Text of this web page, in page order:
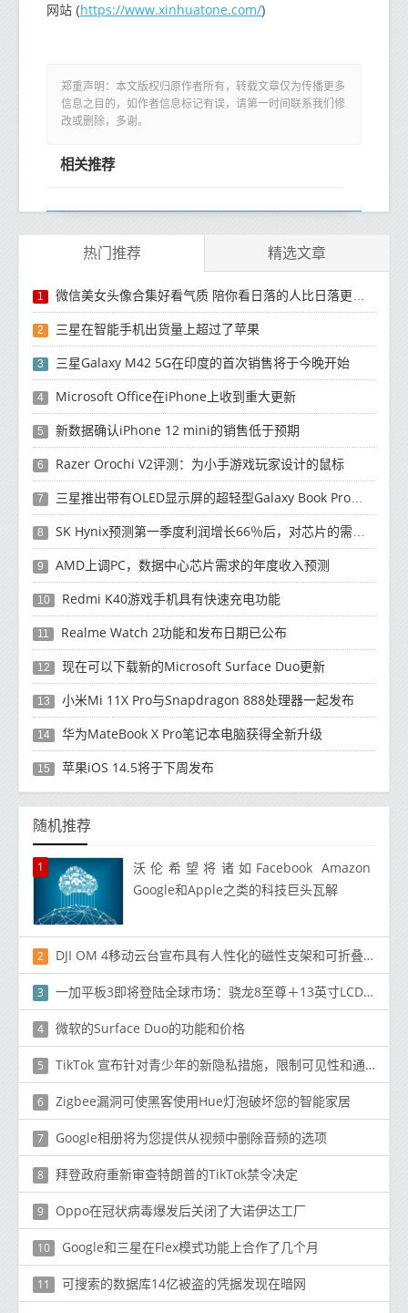
网站 (https://www.xinhuatone.com/)
郑重声明：本文版权归原作者所有，转载文章仅为传播更多
信息之目的，如作者信息标记有误，请第一时间联系我们修
改或删除，多谢。
相关推荐
热门推荐 精选文章
1 微信美女头像合集好看气质 陪你看日落的人比日落更浪漫
2 三星在智能手机出货量上超过了苹果
3 三星Galaxy M42 5G在印度的首次销售将于今晚开始
4 Microsoft Office在iPhone上收到重大更新
5 新数据确认iPhone 12 mini的销售低于预期
6 Razer Orochi V2评测：为小手游戏玩家设计的鼠标
7 三星推出带有OLED显示屏的超轻型Galaxy Book Pro和Galaxy Book Pro 360笔记本电脑
8 SK Hynix预测第一季度利润增长66％后，对芯片的需求将增强
9 AMD上调PC，数据中心芯片需求的年度收入预测
10 Redmi K40游戏手机具有快速充电功能
11 Realme Watch 2功能和发布日期已公布
12 现在可以下载新的Microsoft Surface Duo更新
13 小米Mi 11X Pro与Snapdragon 888处理器一起发布
14 华为MateBook X Pro笔记本电脑获得全新升级
15 苹果iOS 14.5将于下周发布
随机推荐
1
沃伦希望将诸如Facebook Amazon
Google和Apple之类的科技巨头瓦解
2 DJI OM 4移动云台宣布具有人性化的磁性支架和可折叠设计
3 一加平板3即将登陆全球市场：骁龙8至尊＋13英寸LCD屏
4 微软的Surface Duo的功能和价格
5 TikTok 宣布针对青少年的新隐私措施，限制可见性和通知
6 Zigbee漏洞可使黑客使用Hue灯泡破坏您的智能家居
7 Google相册将为您提供从视频中删除音频的选项
8 拜登政府重新审查特朗普的TikTok禁令决定
9 Oppo在冠状病毒爆发后关闭了大诺伊达工厂
10 Google和三星在Flex模式功能上合作了几个月
11 可搜索的数据库14亿被盗的凭据发现在暗网